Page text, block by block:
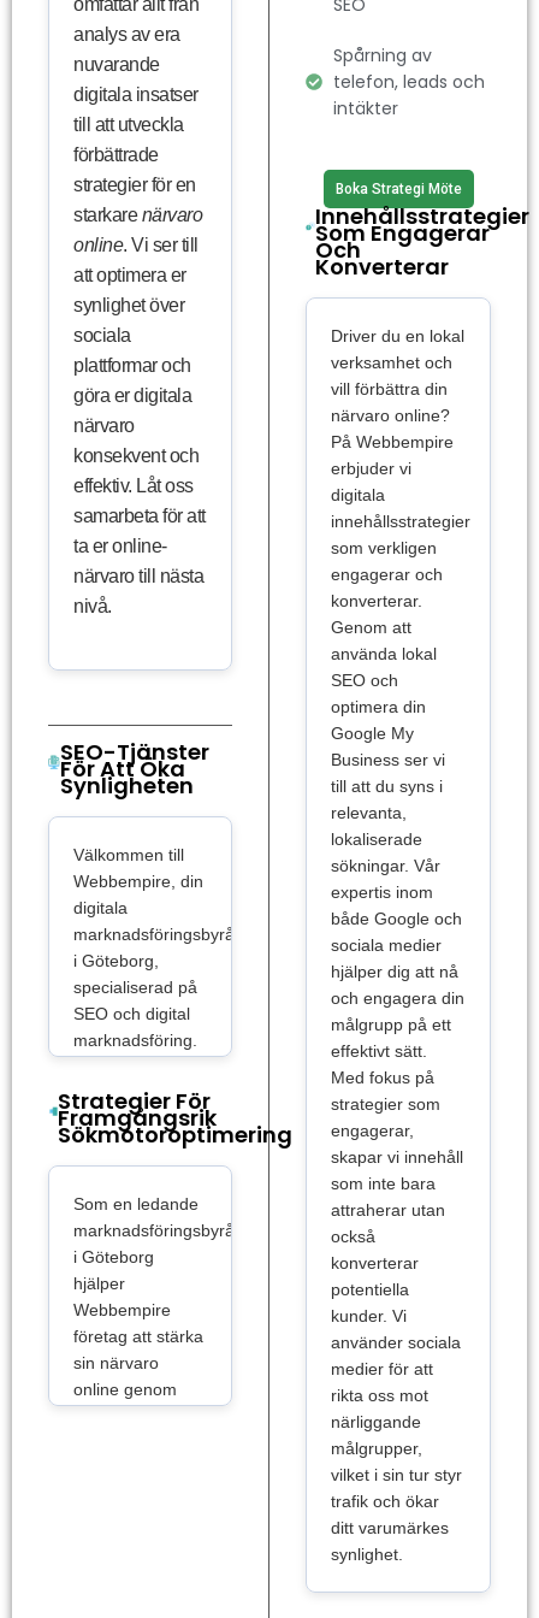
omfattar allt från
analys av era
nuvarande
digitala insatser
till att utveckla
förbättrade
strategier för en
starkarenärvaro
online. Vi ser till
att optimera er
synlighet över
sociala
plattformar och
göra er digitala
närvaro
konsekvent och
effektiv. Låt oss
samarbeta för att
ta er online-
närvaro till nästa
nivå.
SEO-Tjänster
För Att Öka
Synligheten
Välkommen till
Webbempire, din
digitala
marknadsföringsbyrå
i Göteborg,
specialiserad på
SEO och digital
marknadsföring.
framgångsrika
SEO-case som
bevisar våra
metoder för att
öka synligheten
och förbättra din
närvaro online.
Våra strategier är
skräddarsydda
för att maximera
resultat genom
sökmotoroptimering
och sociala
Strategier För
Framgångsrik
Sökmotoroptimering
Som en ledande
marknadsföringsbyrå
i Göteborg
hjälper
Webbempire
företag att stärka
sin närvaro
online genom
SEO
Spårning av
telefon, leads och
intäkter
Boka Strategi Möte
Innehållsstrategier
Som Engagerar
Och
Konverterar
Driver du en lokal
verksamhet och
vill förbättra din
närvaro online?
På Webbempire
erbjuder vi
digitala
innehållsstrategier
som verkligen
engagerar och
konverterar.
Genom att
använda lokal
SEO och
optimera din
Google My
Business ser vi
till att du syns i
relevanta,
lokaliserade
sökningar. Vår
expertis inom
både Google och
sociala medier
hjälper dig att nå
och engagera din
målgrupp på ett
effektivt sätt.
Med fokus på
strategier som
engagerar,
skapar vi innehåll
som inte bara
attraherar utan
också
konverterar
potentiella
kunder. Vi
använder sociala
medier för att
rikta oss mot
närliggande
målgrupper,
vilket i sin tur styr
trafik och ökar
ditt varumärkes
synlighet.